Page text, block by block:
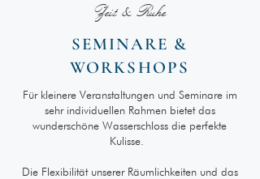
Zeit & Ruhe
SEMINARE &
WORKSHOPS
Für kleinere Veranstaltungen und Seminare im
sehr individuellen Rahmen bietet das
wunderschöne Wasserschloss die perfekte
Kulisse.
Die Flexibilität unserer Räumlichkeiten und das